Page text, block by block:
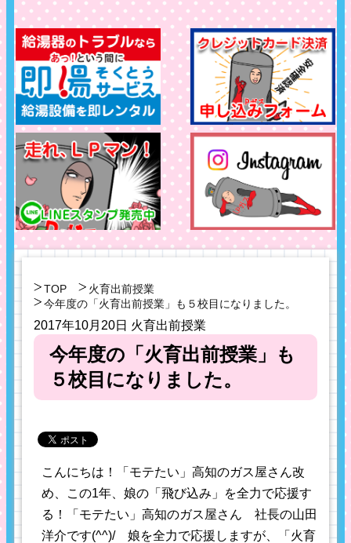
TOP
火育出前授業
今年度の「火育出前授業」も５校目になりました。
2017年10月20日 火育出前授業
今年度の「火育出前授業」も
５校目になりました。
こんにちは！「モテたい」高知のガス屋さん改
め、この1年、娘の「飛び込み」を全力で応援す
る！「モテたい」高知のガス屋さん 社長の山田
洋介です(^^)/ 娘を全力で応援しますが、「火育